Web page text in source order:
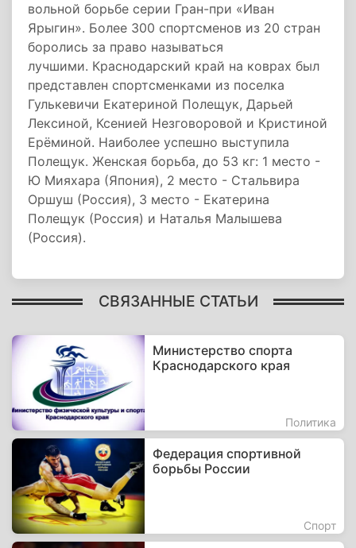
вольной борьбе серии Гран-при «Иван
Ярыгин». Более 300 спортсменов из 20 стран
боролись за право называться
лучшими. Краснодарский край на коврах был
представлен спортсменками из поселка
Гулькевичи Екатериной Полещук, Дарьей
Лексиной, Ксенией Незговоровой и Кристиной
Ерёминой. Наиболее успешно выступила
Полещук. Женская борьба, до 53 кг: 1 место -
Ю Мияхара (Япония), 2 место - Стальвира
Оршуш (Россия), 3 место - Екатерина
Полещук (Россия) и Наталья Малышева
(Россия).
СВЯЗАННЫЕ СТАТЬИ
Министерство спорта
Краснодарского края
Политика
Федерация спортивной
борьбы России
Спорт